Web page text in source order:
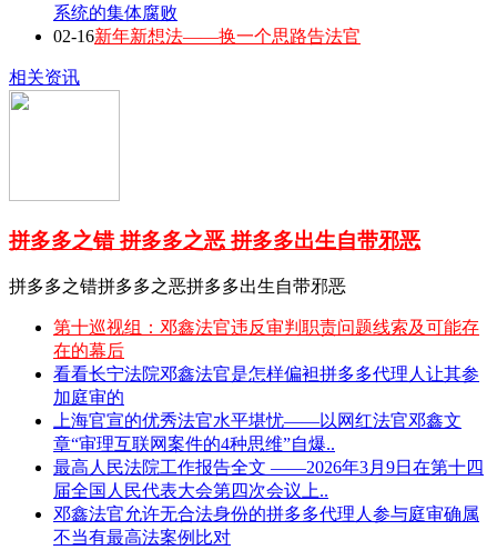
系统的集体腐败
02-16新年新想法——换一个思路告法官
相关资讯
拼多多之错 拼多多之恶 拼多多出生自带邪恶
拼多多之错拼多多之恶拼多多出生自带邪恶
第十巡视组：邓鑫法官违反审判职责问题线索及可能存
在的幕后
看看长宁法院邓鑫法官是怎样偏袒拼多多代理人让其参
加庭审的
上海官宣的优秀法官水平堪忧——以网红法官邓鑫文
章“审理互联网案件的4种思维”自爆..
最高人民法院工作报告全文 ——2026年3月9日在第十四
届全国人民代表大会第四次会议上..
邓鑫法官允许无合法身份的拼多多代理人参与庭审确属
不当有最高法案例比对